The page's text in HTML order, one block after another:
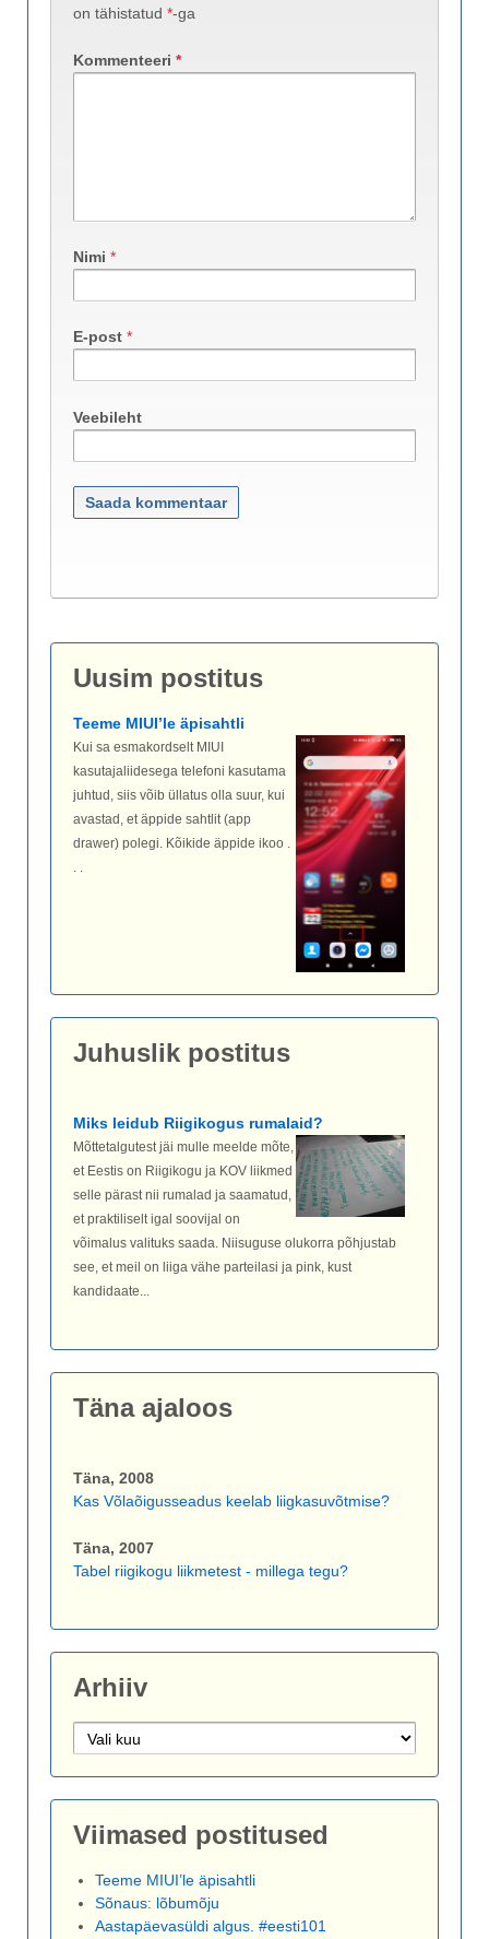
on tähistatud *-ga
Kommenteeri *
Nimi *
E-post *
Veebileht
Uusim postitus
Teeme MIUI’le äpisahtli
Kui sa esmakordselt MIUI
kasutajaliidesega telefoni kasutama
juhtud, siis võib üllatus olla suur, kui
avastad, et äppide sahtlit (app
drawer) polegi. Kõikide äppide ikoo .
. .
Juhuslik postitus
Miks leidub Riigikogus rumalaid?
Mõttetalgutest jäi mulle meelde mõte,
et Eestis on Riigikogu ja KOV liikmed
selle pärast nii rumalad ja saamatud,
et praktiliselt igal soovijal on
võimalus valituks saada. Niisuguse olukorra põhjustab
see, et meil on liiga vähe parteilasi ja pink, kust
kandidaate...
Täna ajaloos
Täna, 2008
Kas Võlaõigusseadus keelab liigkasuvõtmise?
Täna, 2007
Tabel riigikogu liikmetest - millega tegu?
Arhiiv
Arhiiv
Viimased postitused
Teeme MIUI’le äpisahtli
Sõnaus: lõbumõju
Aastapäevasüldi algus. #eesti101